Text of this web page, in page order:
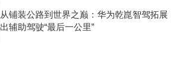
从铺装公路到世界之巅：华为乾崑智驾拓展
出辅助驾驶“最后一公里”